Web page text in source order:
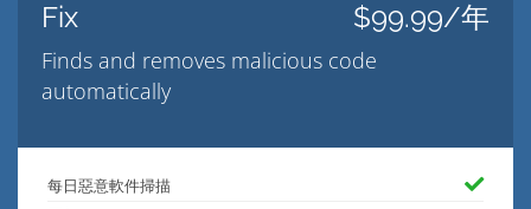
Fix $99.99/年
Finds and removes malicious code
automatically
每日惡意軟件掃描